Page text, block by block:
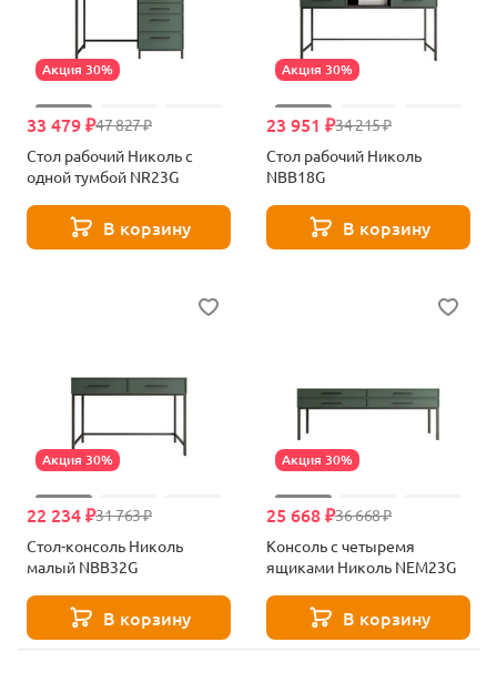
Акция 30%
47 827 ₽
33 479 ₽
Стол рабочий Николь c
одной тумбой NR23G
В корзину
Акция 30%
34 215 ₽
23 951 ₽
Стол рабочий Николь
NBB18G
В корзину
Акция 30%
31 763 ₽
22 234 ₽
Стол-консоль Николь
малый NBB32G
В корзину
Акция 30%
36 668 ₽
25 668 ₽
Консоль с четыремя
ящиками Николь NEM23G
В корзину